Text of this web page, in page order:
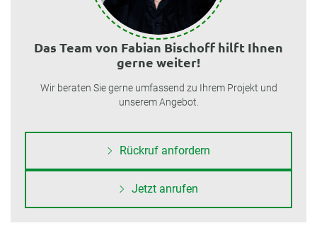
Das Team von Fabian Bischoff hilft Ihnen
gerne weiter!
Wir beraten Sie gerne umfassend zu Ihrem Projekt und
unserem Angebot.
Rückruf anfordern
Jetzt anrufen